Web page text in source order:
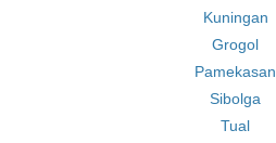
Kuningan
Grogol
Pamekasan
Sibolga
Tual